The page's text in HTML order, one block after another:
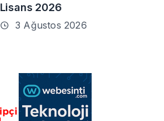
Lisans 2026
3 Ağustos 2026